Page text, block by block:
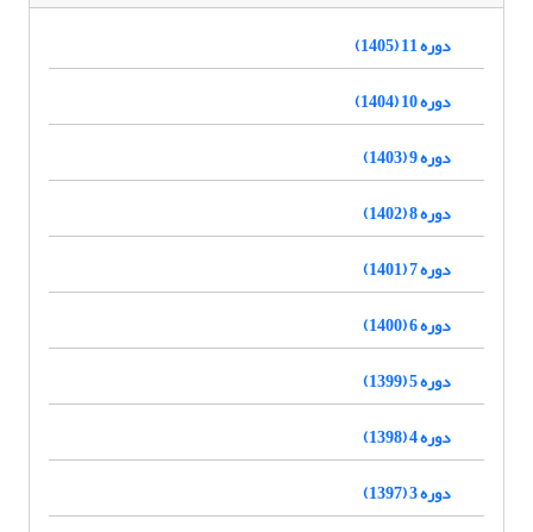
دوره 11 (1405)
دوره 10 (1404)
دوره 9 (1403)
دوره 8 (1402)
دوره 7 (1401)
دوره 6 (1400)
دوره 5 (1399)
دوره 4 (1398)
دوره 3 (1397)